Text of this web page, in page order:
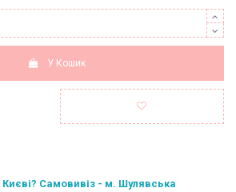
У Кошик
Києві? Самовивіз - м. Шулявська